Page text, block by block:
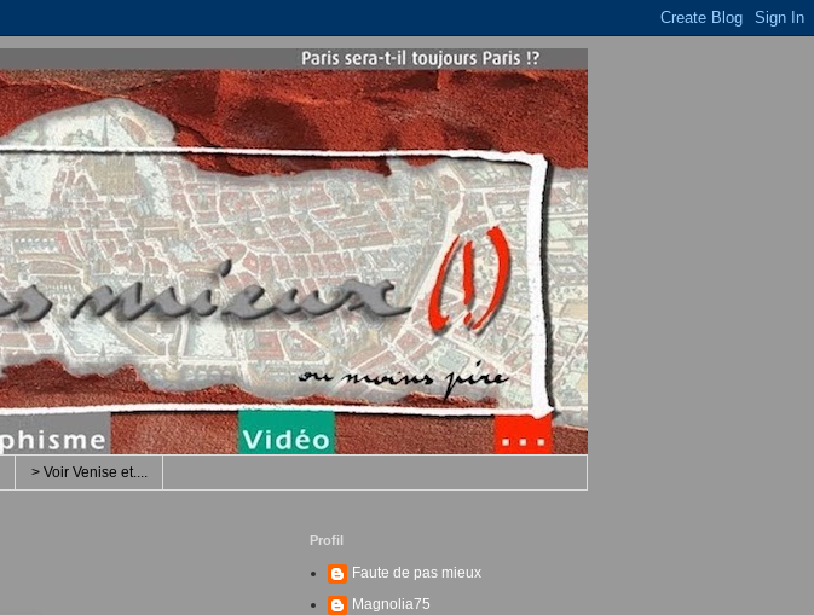
> Voir Venise et....
Profil
Faute de pas mieux
Magnolia75